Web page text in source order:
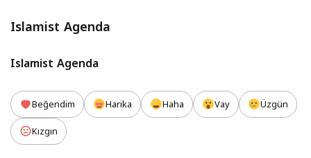
Islamist Agenda
Islamist Agenda
Beğendim Harika Haha Vay
Üzgün
Kızgın